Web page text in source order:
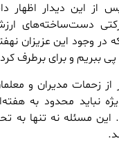
از این دیدار اظهار
دست‌ساخته‌های
در وجود این
پی ببریم و برای برطرف
از زحمات مدیران و
نباید محدود به
این مسئله نه تنها